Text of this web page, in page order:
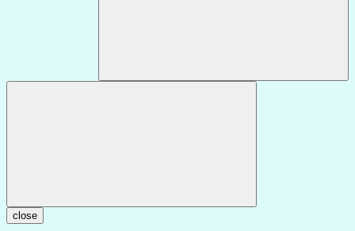
close